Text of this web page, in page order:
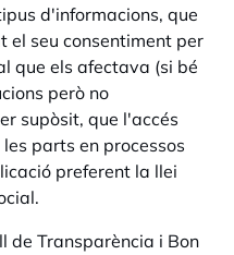
d'informacions, que
el seu consentiment per
que els afectava (si bé
però no
supòsit, que l'accés
parts en processos
preferent la llei
de Transparència i Bon